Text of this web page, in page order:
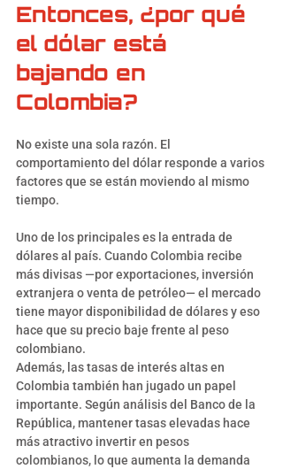
Entonces, ¿por qué
el dólar está
bajando en
Colombia?
No existe una sola razón. El
comportamiento del dólar responde a varios
factores que se están moviendo al mismo
tiempo.
Uno de los principales es la entrada de
dólares al país. Cuando Colombia recibe
más divisas —por exportaciones, inversión
extranjera o venta de petróleo— el mercado
tiene mayor disponibilidad de dólares y eso
hace que su precio baje frente al peso
colombiano.
Además, las tasas de interés altas en
Colombia también han jugado un papel
importante. Según análisis del Banco de la
República, mantener tasas elevadas hace
más atractivo invertir en pesos
colombianos, lo que aumenta la demanda